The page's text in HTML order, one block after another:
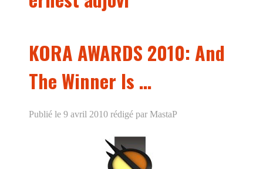
KORA AWARDS 2010: And
The Winner Is …
Publié le 9 avril 2010 rédigé par MastaP